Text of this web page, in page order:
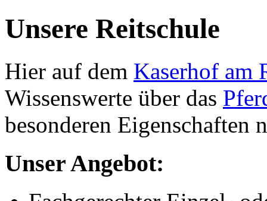
Unsere Reitschule
Hier auf dem Kaserhof am
Wissenswerte über das
besonderen Eigenschaften
Unser Angebot: